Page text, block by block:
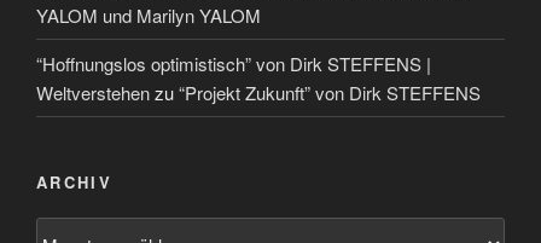
YALOM und Marilyn YALOM
“Hoffnungslos optimistisch” von Dirk STEFFENS |
Weltverstehenzu“Projekt Zukunft” von Dirk STEFFENS
ARCHIV